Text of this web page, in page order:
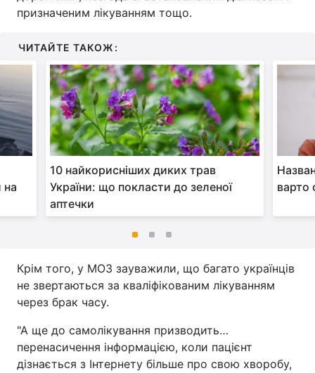
призначеним лікуванням тощо.
ЧИТАЙТЕ ТАКОЖ:
на
10 найкорисніших диких трав
України: що покласти до зеленої
аптечки
варто
Крім того, у МОЗ зауважили, що багато українців
не звертаються за кваліфікованим лікуванням
через брак часу.
"А ще до самолікування призводить…
перенасичення інформацією, коли пацієнт
дізнається з Інтернету більше про свою хворобу,